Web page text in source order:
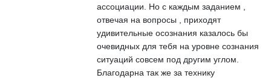
ассоциации. Но с каждым заданием ,
отвечая на вопросы , приходят
удивительные осознания казалось бы
очевидных для тебя на уровне сознания
ситуаций совсем под другим углом.
Благодарна так же за технику